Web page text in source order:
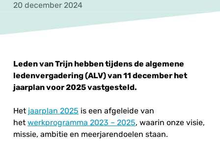
20 december 2024
Leden van Trijn hebben tijdens de algemene
ledenvergadering (ALV) van 11 december het
jaarplan voor 2025 vastgesteld.
Het jaarplan 2025 is een afgeleide van
het werkprogramma 2023 – 2025, waarin onze visie,
missie, ambitie en meerjarendoelen staan.